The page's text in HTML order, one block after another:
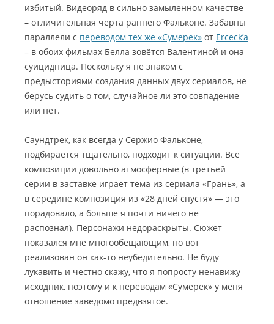
избитый. Видеоряд в сильно замыленном качестве
– отличительная черта раннего Фальконе. Забавны
параллели с переводом тех же «Сумерек» от Erceck’а
– в обоих фильмах Белла зовётся Валентиной и она
суицидница. Поскольку я не знаком с
предысториями создания данных двух сериалов, не
берусь судить о том, случайное ли это совпадение
или нет.
Саундтрек, как всегда у Сержио Фальконе,
подбирается тщательно, подходит к ситуации. Все
композиции довольно атмосферные (в третьей
серии в заставке играет тема из сериала «Грань», а
в середине композиция из «28 дней спустя» — это
порадовало, а больше я почти ничего не
распознал). Персонажи недораскрыты. Сюжет
показался мне многообещающим, но вот
реализован он как-то неубедительно. Не буду
лукавить и честно скажу, что я попросту ненавижу
исходник, поэтому и к переводам «Сумерек» у меня
отношение заведомо предвзятое.